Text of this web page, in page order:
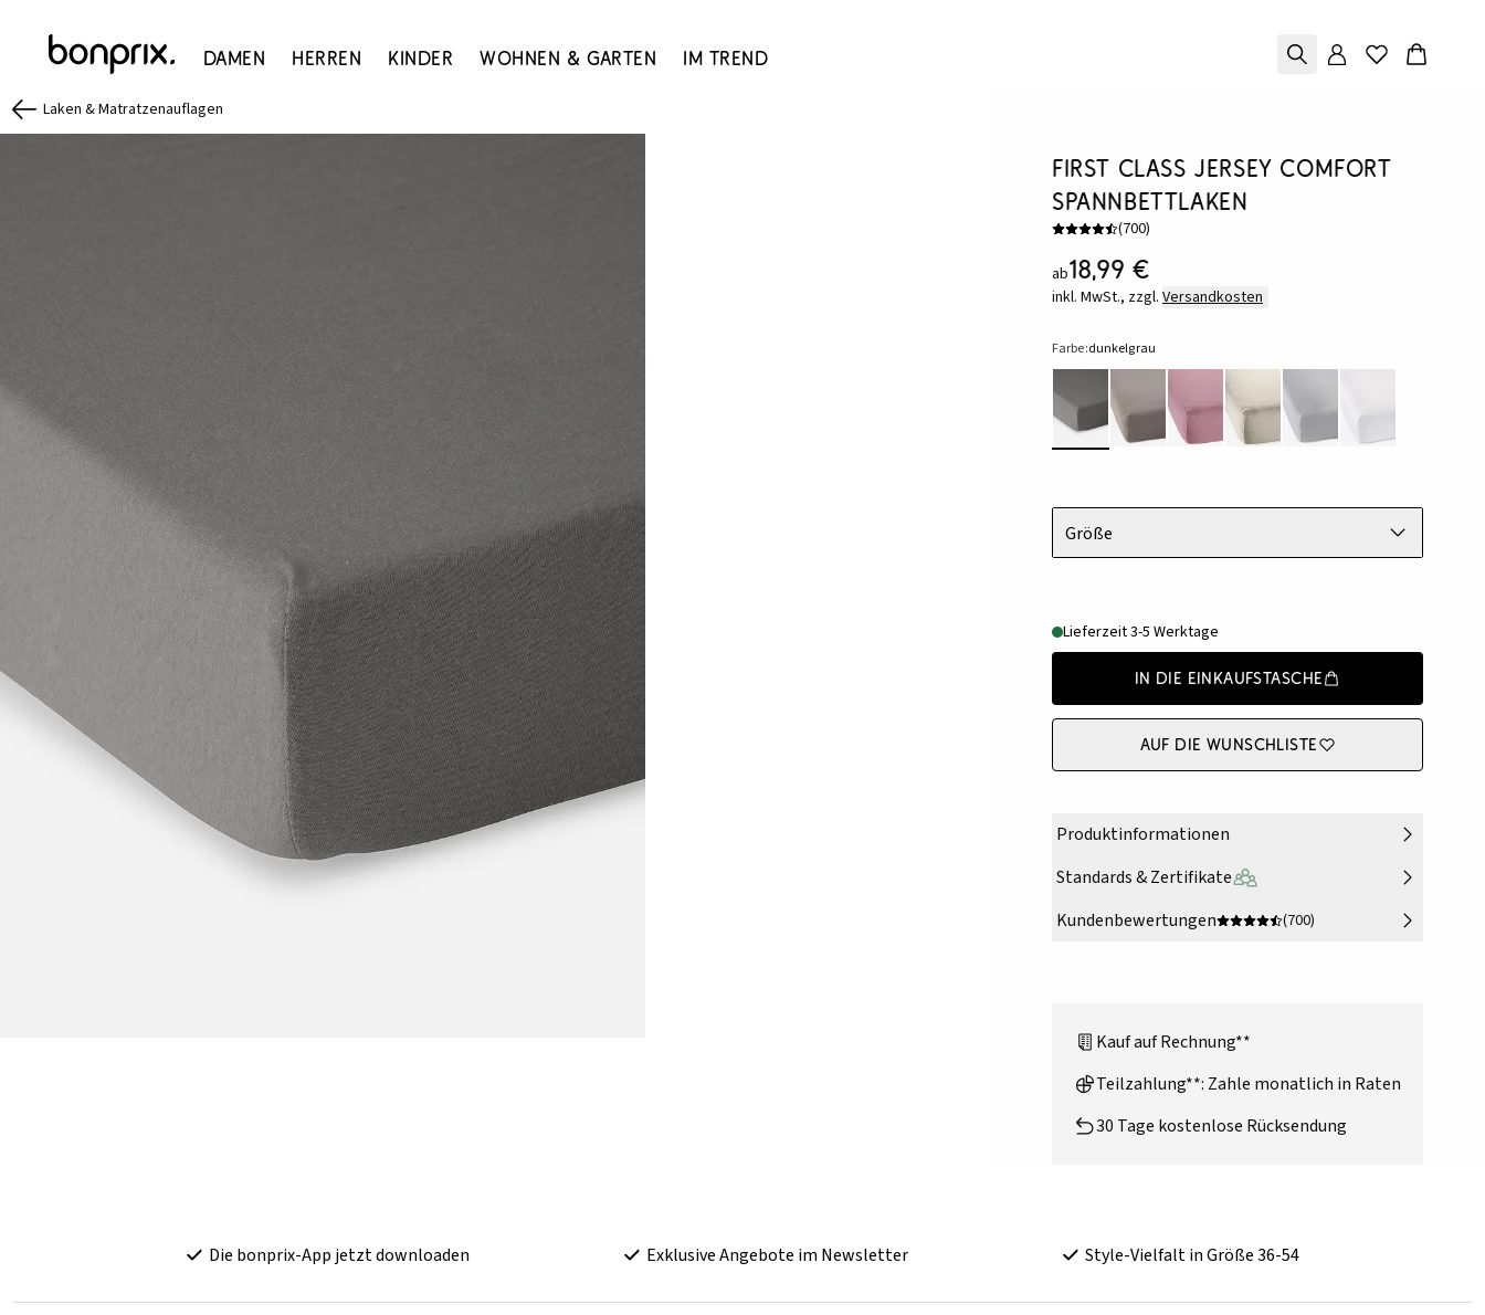
Damen Herren Kinder Wohnen & Garten Im Trend
Laken & Matratzenauflagen
First Class Jersey Comfort
Spannbettlaken
(700)
ab18,99 €
inkl. MwSt., zzgl. Versandkosten
Farbe:dunkelgrau
Größe
Lieferzeit 3-5 Werktage
In die Einkaufstasche
Auf die Wunschliste
Produktinformationen
Standards & Zertifikate
Kundenbewertungen
(700)
Kauf auf Rechnung**
Teilzahlung**: Zahle monatlich in Raten
30 Tage kostenlose Rücksendung
Die bonprix-App jetzt downloaden Exklusive Angebote im Newsletter Style-Vielfalt in Größe 36-54